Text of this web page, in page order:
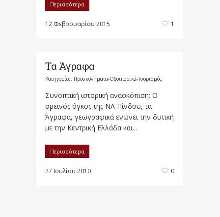
Περισσότερα
12 Φεβρουαρίου 2015 1
Τα Άγραφα
Κατηγορίες: Προσκυνήματα-Οδοιπορικά-Τουρισμός
Συνοπτική ιστορική ανασκόπιση: Ο
ορεινός όγκος της ΝΑ Πίνδου, τα
Άγραφα, γεωγραφικά ενώνει την δυτική
με την Κεντρική Ελλάδα και...
Περισσότερα
27 Ιουλίου 2010 0